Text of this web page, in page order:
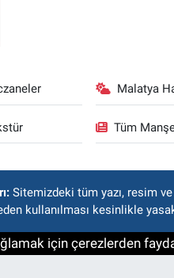
Malatya
Tüm
Sitemizdeki tüm yazı, resim
kullanılması kesinlikle
için çerezlerden